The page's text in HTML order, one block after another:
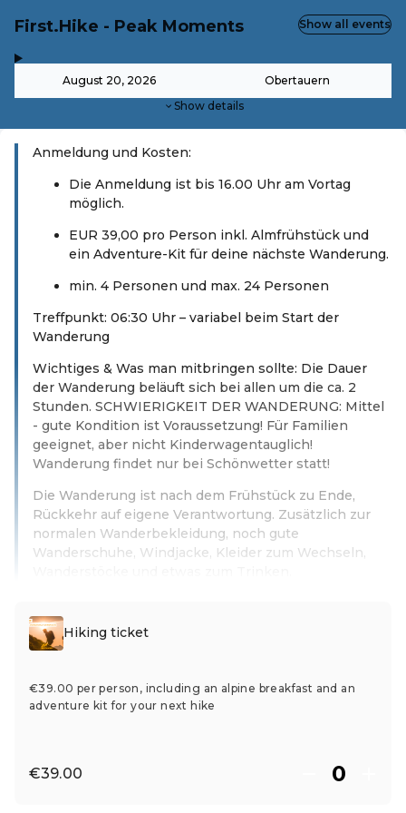
First.Hike - Peak Moments
August 20, 2026 Obertauern
Show details
Show all events
Anmeldung und Kosten:
Die Anmeldung ist bis 16.00 Uhr am Vortag
möglich.
EUR 39,00 pro Person inkl. Almfrühstück und
ein Adventure-Kit für deine nächste Wanderung.
min. 4 Personen und max. 24 Personen
Treffpunkt: 06:30 Uhr – variabel beim Start der
Wanderung
Wichtiges & Was man mitbringen sollte: Die Dauer
der Wanderung beläuft sich bei allen um die ca. 2
Stunden. SCHWIERIGKEIT DER WANDERUNG: Mittel
- gute Kondition ist Voraussetzung! Für Familien
geeignet, aber nicht Kinderwagentauglich!
Wanderung findet nur bei Schönwetter statt!
Die Wanderung ist nach dem Frühstück zu Ende,
Rückkehr auf eigene Verantwortung. Zusätzlich zur
normalen Wanderbekleidung, noch gute
Wanderschuhe, Windjacke, Kleider zum Wechseln,
Hiking ticket
€39.00 per person, including an alpine breakfast and an
adventure kit for your next hike
€39.00